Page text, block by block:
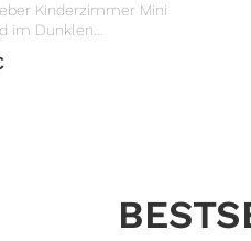
Kinderzimmer Mini
im Dunklen